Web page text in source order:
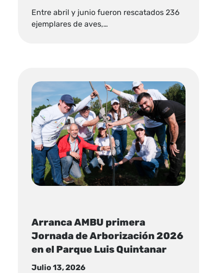
Entre abril y junio fueron rescatados 236
ejemplares de aves,…
Arranca AMBU primera
Jornada de Arborización 2026
en el Parque Luis Quintanar
Julio 13, 2026